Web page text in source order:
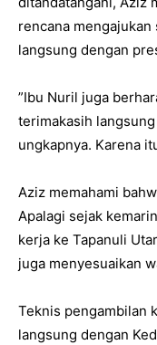
rencana
langsung dengan
”Ibu Nuril juga
terimakasih
ungkapnya. Karena
Aziz memahami
Apalagi sejak
kerja ke Tapanuli
juga menyesuaikan
Teknis pengambilan
langsung dengan